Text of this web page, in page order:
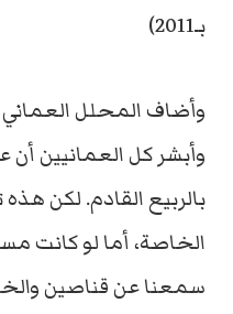
بـ2011)
وأضاف المحلل
وأبشر كل العمانيين
بالربيع القادم. لكن
الخاصة، أما لو كانت
سمعنا عن قناصين